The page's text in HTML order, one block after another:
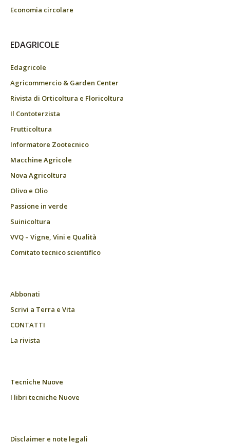
Economia circolare
EDAGRICOLE
Edagricole
Agricommercio & Garden Center
Rivista di Orticoltura e Floricoltura
Il Contoterzista
Frutticoltura
Informatore Zootecnico
Macchine Agricole
Nova Agricoltura
Olivo e Olio
Passione in verde
Suinicoltura
VVQ – Vigne, Vini e Qualità
Comitato tecnico scientifico
Abbonati
Scrivi a Terra e Vita
CONTATTI
La rivista
Tecniche Nuove
I libri tecniche Nuove
Disclaimer e note legali